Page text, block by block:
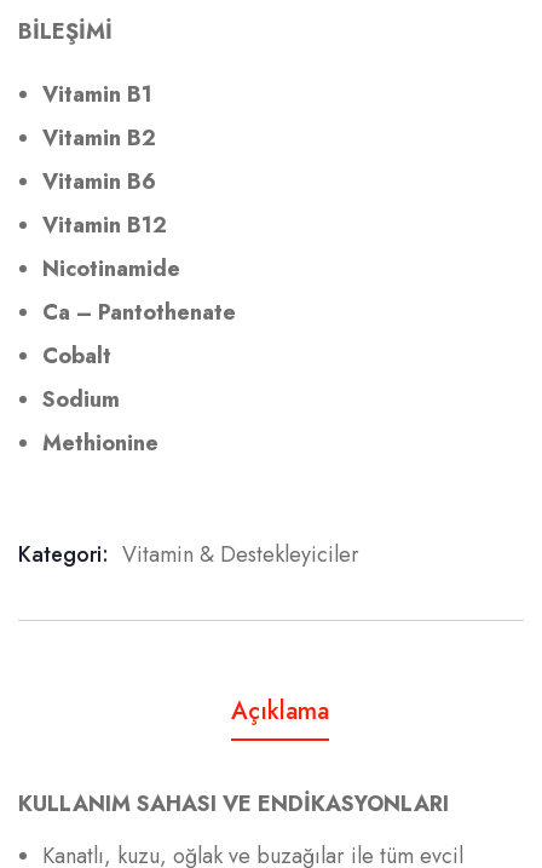
BİLEŞİMİ
Vitamin B1
Vitamin B2
Vitamin B6
Vitamin B12
Nicotinamide
Ca – Pantothenate
Cobalt
Sodium
Methionine
Kategori: Vitamin & Destekleyiciler
Açıklama
KULLANIM SAHASI VE ENDİKASYONLARI
Kanatlı, kuzu, oğlak ve buzağılar ile tüm evcil